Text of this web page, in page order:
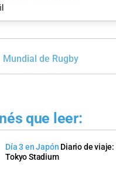
Mundial de Rugby
que leer:
Día 3 en Japón Diario de
Tokyo Stadium